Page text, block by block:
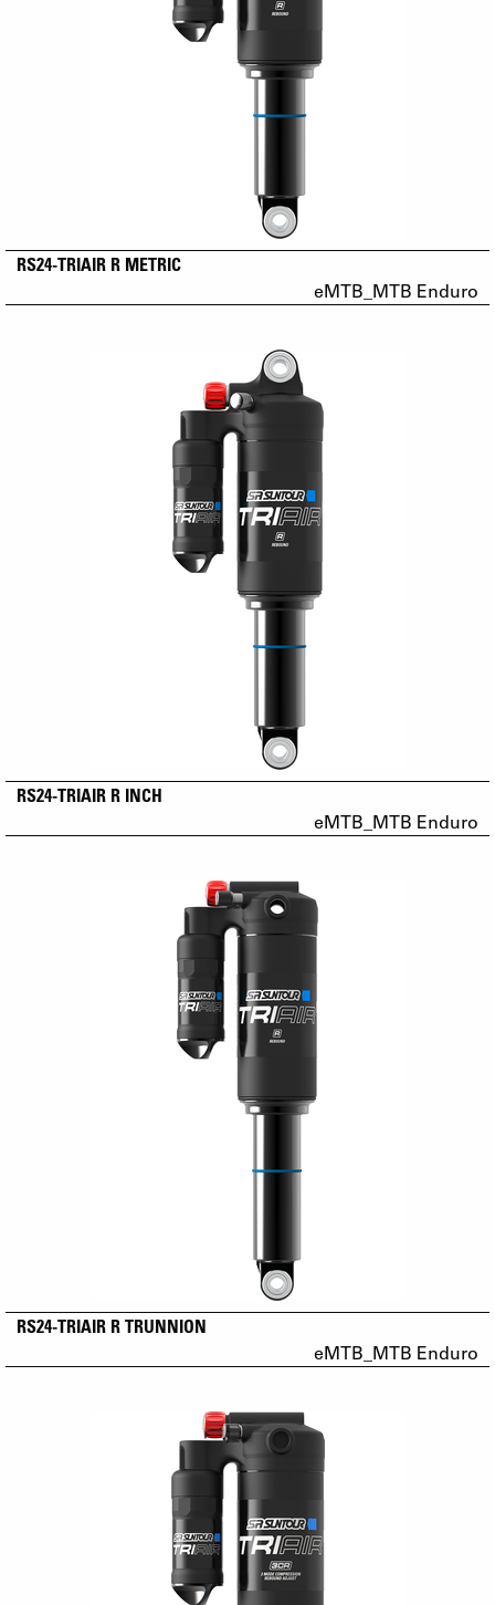
RS24-TRIAIR R METRIC
eMTB_MTB Enduro
RS24-TRIAIR R INCH
eMTB_MTB Enduro
RS24-TRIAIR R TRUNNION
eMTB_MTB Enduro